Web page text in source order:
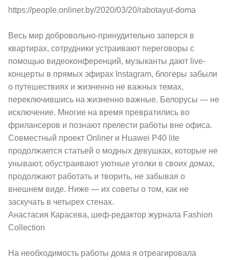
https://people.onliner.by/2020/03/20/rabotayut-doma
Весь мир добровольно-принудительно заперся в
квартирах, сотрудники устраивают переговоры с
помощью видеоконференций, музыканты дают live-
концерты в прямых эфирах Instagram, блогеры забыли
о путешествиях и жизненно не важных темах,
переключившись на жизненно важные. Белорусы — не
исключение. Многие на время превратились во
фрилансеров и познают прелести работы вне офиса.
Совместный проект Onliner и Huawei P40 lite
продолжается статьей о модных девушках, которые не
унывают, обустраивают уютные уголки в своих домах,
продолжают работать и творить, не забывая о
внешнем виде. Ниже — их советы о том, как не
заскучать в четырех стенах.
Анастасия Карасева, шеф-редактор журнала Fashion
Collection
На необходимость работы дома я отреагировала